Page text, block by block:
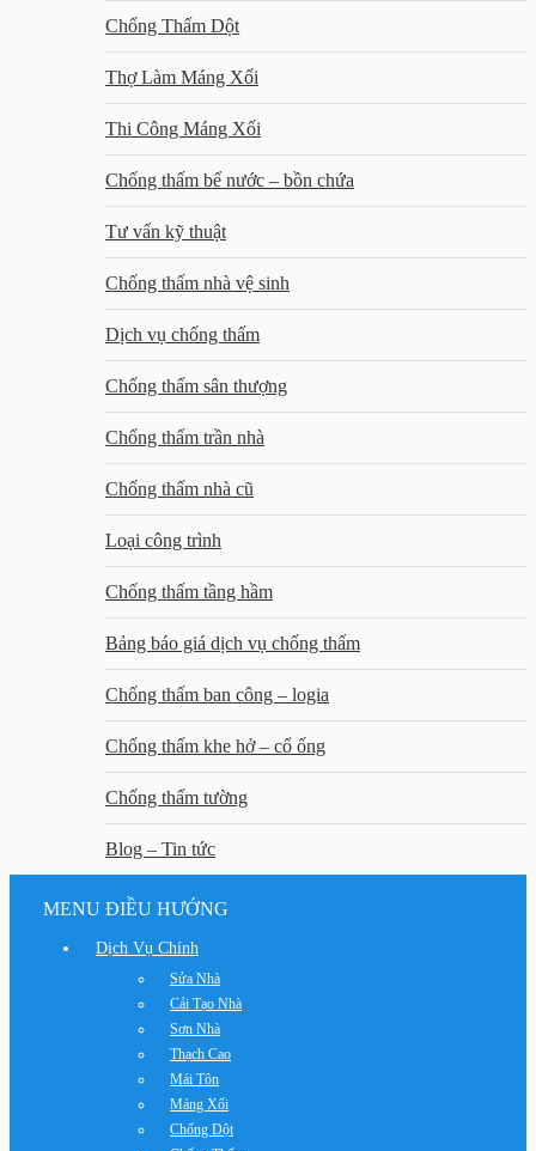
Chống Thấm Dột
Thợ Làm Máng Xối
Thi Công Máng Xối
Chống thấm bể nước – bồn chứa
Tư vấn kỹ thuật
Chống thấm nhà vệ sinh
Dịch vụ chống thấm
Chống thấm sân thượng
Chống thấm trần nhà
Chống thấm nhà cũ
Loại công trình
Chống thấm tầng hầm
Bảng báo giá dịch vụ chống thấm
Chống thấm ban công – logia
Chống thấm khe hở – cổ ống
Chống thấm tường
Blog – Tin tức
MENU ĐIỀU HƯỚNG
Dịch Vụ Chính
Sửa Nhà
Cải Tạo Nhà
Sơn Nhà
Thạch Cao
Mái Tôn
Máng Xối
Chống Dột